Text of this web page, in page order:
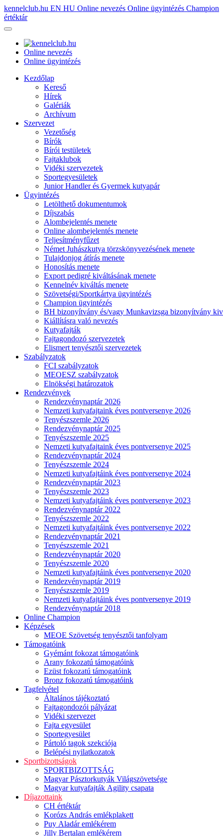
kennelclub.hu EN HU Online nevezés Online ügyintézés Champion
értéktár
Online nevezés
Online ügyintézés
Kezdőlap
Kereső
Hírek
Galériák
Archívum
Szervezet
Vezetőség
Bírók
Bírói testületek
Fajtaklubok
Vidéki szervezetek
Sportegyesületek
Junior Handler és Gyermek kutyapár
Ügyintézés
Letölthető dokumentumok
Díjszabás
Alombejelentés menete
Online alombejelentés menete
Teljesítményfűzet
Német Juhászkutya törzskönyvezésének menete
Tulajdonjog átírás menete
Honosítás menete
Export pedigré kiváltásának menete
Kennelnév kiváltás menete
Szövetségi/Sportkártya ügyintézés
Champion ügyintézés
BH bizonyítvány és/vagy Munkavizsga bizonyítvány
Kiállításra való nevezés
Kutyafajták
Fajtagondozó szervezetek
Elismert tenyésztői szervezetek
Szabályzatok
FCI szabályzatok
MEOESZ szabályzatok
Elnökségi határozatok
Rendezvények
Rendezvénynaptár 2026
Nemzeti kutyafajtaink éves pontversenye 2026
Tenyészszemle 2026
Rendezvénynaptár 2025
Tenyészszemle 2025
Nemzeti kutyafajtaink éves pontversenye 2025
Rendezvénynaptár 2024
Tenyészszemle 2024
Nemzeti kutyafajtáink éves pontversenye 2024
Rendezvénynaptár 2023
Tenyészszemle 2023
Nemzeti kutyafajtáink éves pontversenye 2023
Rendezvénynaptár 2022
Tenyészszemle 2022
Nemzeti kutyafajtáink éves pontversenye 2022
Rendezvénynaptár 2021
Tenyészszemle 2021
Rendezvénynaptár 2020
Tenyészszemle 2020
Nemzeti kutyafajtáink éves pontversenye 2020
Rendezvénynaptár 2019
Tenyészszemle 2019
Nemzeti kutyafajtáink éves pontversenye 2019
Rendezvénynaptár 2018
Online Champion
Képzések
MEOE Szövetség tenyésztői tanfolyam
Támogatóink
Gyémánt fokozat támogatóink
Arany fokozatú támogatóink
Ezüst fokozatú támogatóink
Bronz fokozatú támogatóink
Tagfelvétel
Általános tájékoztató
Fajtagondozói pályázat
Vidéki szervezet
Fajta egyesület
Sportegyesület
Pártoló tagok szekciója
Belépési nyilatkozatok
Sportbizottságok
SPORTBIZOTTSÁG
Magyar Pásztorkutyák Világszövetsége
Magyar kutyafajták Agility csapata
Díjazottaink
CH értéktár
Korózs András emlékplakett
Puy Aladár emlékérem
Jilly Bertalan emlékérem